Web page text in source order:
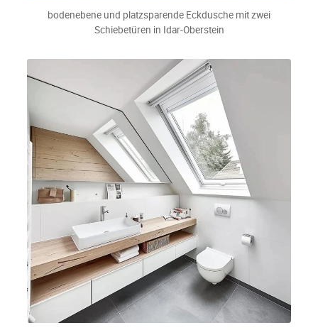
bodenebene und platzsparende Eckdusche mit zwei
Schiebetüren in Idar-Oberstein